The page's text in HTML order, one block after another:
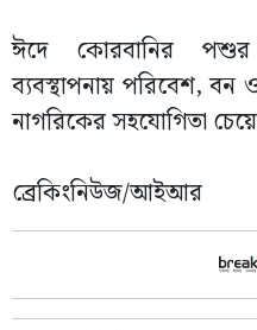
ঈদে কোরবানির পশুর
ব্যবস্থাপনায় পরিবেশ, বন
নাগরিকের সহযোগিতা
ব্রেকিংনিউজ/আইআর